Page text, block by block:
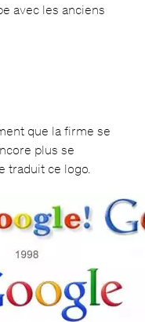
avec les anciens
que la firme se
plus se
traduit ce logo.